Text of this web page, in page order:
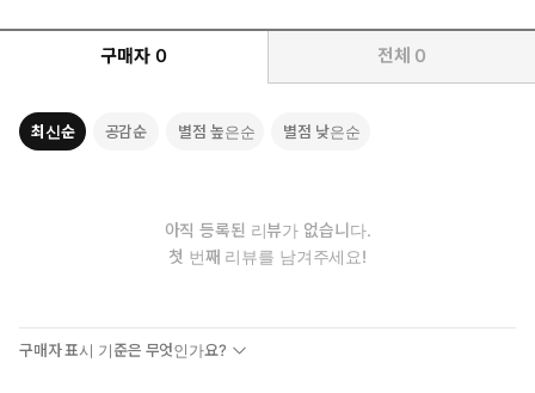
(현) 수원 시사일본어학원 교수 부장 및 시험 대비반 전문 강사
『JLPT(일본어능력시험) 한권으로 끝내기 N3』 (다락원, 공저)
『(4th EDITION) JLPT 콕콕 찍어주마 N2 독해』 (다락원, 공저)
도리이 마이코(鳥居麻衣子
SM엔터테인먼트 출장 강사
카카오게임즈 대표 출장 강사
구매자 0 전체 0
최신순 공감순 별점 높은순 별점 낮은순
아직 등록된 리뷰가 없습니다.
첫 번째 리뷰를 남겨주세요!
구매자 표시 기준은 무엇인가요?